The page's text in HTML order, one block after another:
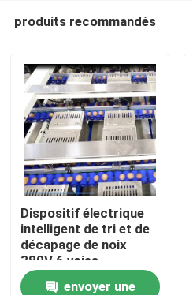
Maison
produits recommandés
Dispositif électrique
intelligent de tri et de
décapage de noix
380V 6 voies
envoyer une